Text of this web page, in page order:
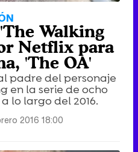
Walking
Netflix para
'The OA'
padre del personaje
en la serie de ocho
lo largo del 2016.
2016 18:00